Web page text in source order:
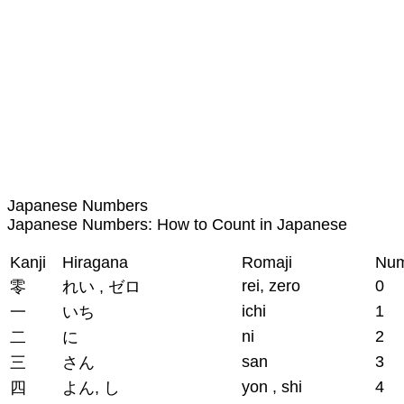
Japanese Numbers
Japanese Numbers: How to Count in Japanese
Kanji Hiragana Romaji
零
れい , ゼロ rei, zero
0
一
いち ichi
1
二
に ni
2
三
さん san
3
四
よん, し yon , shi
4